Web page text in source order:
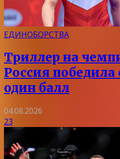
ЕДИНОБОРСТВА
Триллер на
Россия победила
один балл
04.08.2026
23